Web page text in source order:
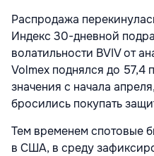
Распродажа
Индекс 30-дневной
волатильности BVIV от
Volmex поднялся до 57,4
значения с начала
бросились покупать
Тем временем спотовые
в США, в среду